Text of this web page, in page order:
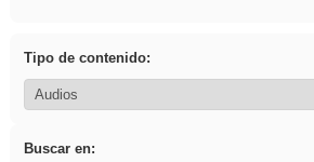
Tipo de contenido:
Buscar en: